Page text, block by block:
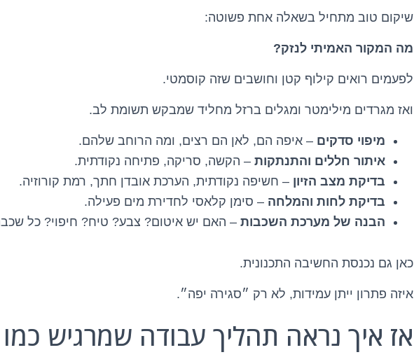
שיקום טוב מתחיל בשאלה אחת פשוטה:
מה המקור האמיתי לנזק?
לפעמים רואים קילוף קטן וחושבים שזה קוסמטי.
ואז מגרדים מילימטר ומגלים ברזל מחליד שמבקש תשומת לב.
מיפוי סדקים – איפה הם, לאן הם רצים, ומה הרוחב שלהם.
איתור חללים והתנתקות – הקשה, סריקה, פתיחה נקודתית.
בדיקת מצב הזיון – חשיפה נקודתית, הערכת אובדן חתך, רמת קורוזיה.
בדיקת לחות והמלחה – סימן קלאסי לחדירת מים פעילה.
הבנה של מערכת השכבות – האם יש איטום? צבע? טיח? חיפוי? כל
כאן גם נכנסת החשיבה התכנונית.
איזה פתרון ייתן עמידות, לא רק ״סגירה יפה״.